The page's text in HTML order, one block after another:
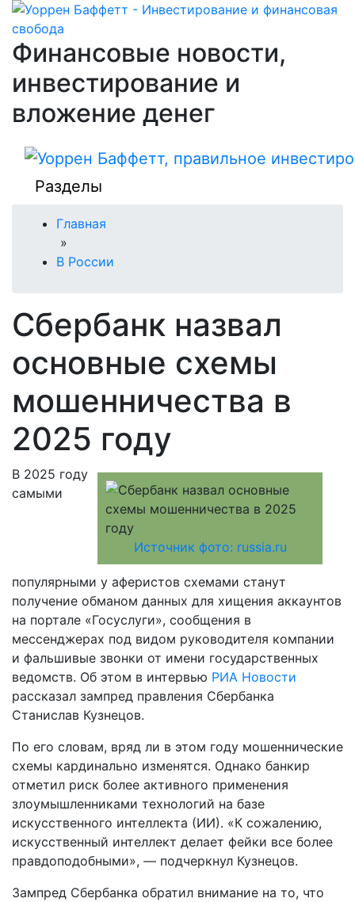
Финансовые новости,
инвестирование и
вложение денег
Разделы
Главная
»
В России
Сбербанк назвал
основные схемы
мошенничества в
2025 году
Источник фото: russia.ru
В 2025 году
самыми
популярными у аферистов схемами станут
получение обманом данных для хищения аккаунтов
на портале «Госуслуги», сообщения в
мессенджерах под видом руководителя компании
и фальшивые звонки от имени государственных
ведомств. Об этом в интервью РИА Новости
рассказал зампред правления Сбербанка
Станислав Кузнецов.
По его словам, вряд ли в этом году мошеннические
схемы кардинально изменятся. Однако банкир
отметил риск более активного применения
злоумышленниками технологий на базе
искусственного интеллекта (ИИ). «К сожалению,
искусственный интеллект делает фейки все более
правдоподобными», — подчеркнул Кузнецов.
Зампред Сбербанка обратил внимание на то, что